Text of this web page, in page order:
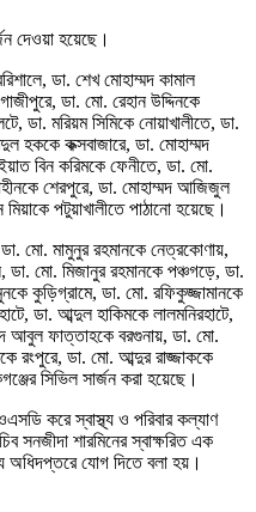
দেওয়া হয়েছে।
ডা. শেখ মোহাম্মদ কামাল
ডা. মো. রেহান উদ্দিনকে
ডা. মরিয়ম সিমিকে নোয়াখালীতে, ডা.
হককে কক্সবাজারে, ডা. মোহাম্মদ
বিন করিমকে ফেনীতে, ডা. মো.
শেরপুরে, ডা. মোহাম্মদ আজিজুল
পটুয়াখালীতে পাঠানো হয়েছে।
মো. মামুনুর রহমানকে নেত্রকোণায়,
ডা. মো. মিজানুর রহমানকে পঞ্চগড়ে, ডা.
কুড়িগ্রামে, ডা. মো. রফিকুজ্জামানকে
ডা. আব্দুল হাকিমকে লালমনিরহাটে,
আবুল ফাত্তাহকে বরগুনায়, ডা. মো.
রংপুরে, ডা. মো. আব্দুর রাজ্জাককে
সিভিল সার্জন করা হয়েছে।
করে স্বাস্থ্য ও পরিবার কল্যাণ
সনজীদা শারমিনের স্বাক্ষরিত এক
অধিদপ্তরে যোগ দিতে বলা হয়।